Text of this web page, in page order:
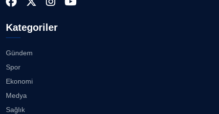
Kategoriler
Gündem
Spor
Ekonomi
Medya
Sağlık